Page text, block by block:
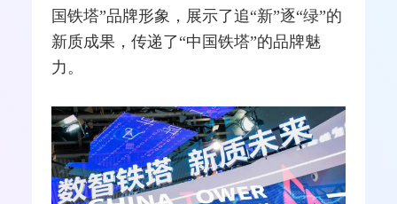
国铁塔”品牌形象，展示了追“新”逐“绿”的
新质成果，传递了“中国铁塔”的品牌魅
力。